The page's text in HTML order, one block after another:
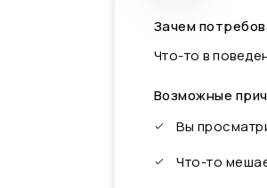
Зачем
Что-то в
Возможные
Вы
Что-то